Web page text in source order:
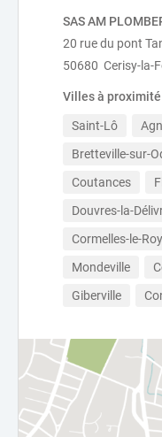
SAS AM
20 rue du pont
50680 Cerisy-la-
Villes à proximité
Saint-Lô
Bretteville-sur-
Coutances
Douvres-la-
Cormelles-le-
Mondeville
Giberville